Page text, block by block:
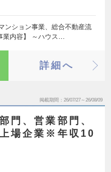
ンション事業、総合不動産流
業内容】 ～ハウス…
詳細へ
掲載期間 26/07/27～26/08/09
門、営業部門、
場企業※年収10